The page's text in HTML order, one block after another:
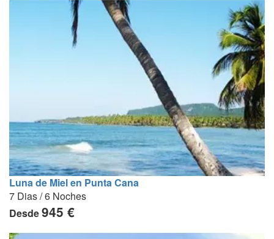
Luna de Miel en Punta Cana
7 Dias / 6 Noches
Desde945 €